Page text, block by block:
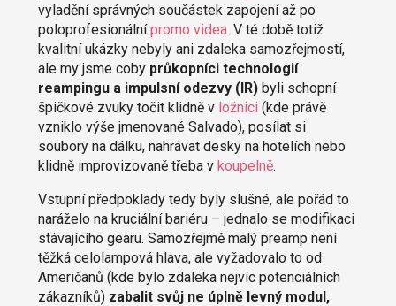
vyladění správných součástek zapojení až po
poloprofesionálnípromo videa. V té době totiž
kvalitní ukázky nebyly ani zdaleka samozřejmostí,
ale my jsme coby průkopníci technologií
reampingu a impulsní odezvy (IR)byli schopní
špičkové zvuky točit klidně v ložnici (kde právě
vzniklo výše jmenované Salvado), posílat si
soubory na dálku, nahrávat desky na hotelích nebo
klidně improvizovaně třeba v koupelně.
Vstupní předpoklady tedy byly slušné, ale pořád to
naráželo na kruciální bariéru – jednalo se modifikaci
stávajícího gearu. Samozřejmě malý preamp není
těžká celolampová hlava, ale vyžadovalo to od
Američanů (kde bylo zdaleka nejvíc potenciálních
zákazníků) zabalit svůj ne úplně levný modul,